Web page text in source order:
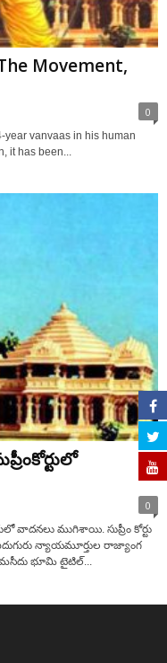
Movement,
0
year vanvaas in his human
it has been...
0
వాదనలు ముగిశాయి. సుప్రీం కోర్టు
న్యాయమూర్తుల రాజ్యాంగ
భూమి టైటిల్...